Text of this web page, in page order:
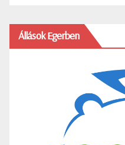
Állások Egerben